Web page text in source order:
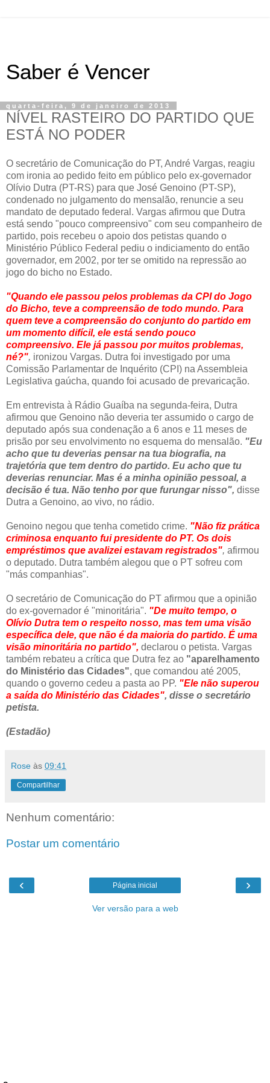
Saber é Vencer
quarta-feira, 9 de janeiro de 2013
NÍVEL RASTEIRO DO PARTIDO QUE
ESTÁ NO PODER
O secretário de Comunicação do PT, André Vargas, reagiu
com ironia ao pedido feito em público pelo ex-governador
Olívio Dutra (PT-RS) para que José Genoino (PT-SP),
condenado no julgamento do mensalão, renuncie a seu
mandato de deputado federal. Vargas afirmou que Dutra
está sendo "pouco compreensivo" com seu companheiro de
partido, pois recebeu o apoio dos petistas quando o
Ministério Público Federal pediu o indiciamento do então
governador, em 2002, por ter se omitido na repressão ao
jogo do bicho no Estado.
"Quando ele passou pelos problemas da CPI do Jogo
do Bicho, teve a compreensão de todo mundo. Para
quem teve a compreensão do conjunto do partido em
um momento difícil, ele está sendo pouco
compreensivo. Ele já passou por muitos problemas,
né?", ironizou Vargas. Dutra foi investigado por uma
Comissão Parlamentar de Inquérito (CPI) na Assembleia
Legislativa gaúcha, quando foi acusado de prevaricação.
Em entrevista à Rádio Guaíba na segunda-feira, Dutra
afirmou que Genoino não deveria ter assumido o cargo de
deputado após sua condenação a 6 anos e 11 meses de
prisão por seu envolvimento no esquema do mensalão. "Eu
acho que tu deverias pensar na tua biografia, na
trajetória que tem dentro do partido. Eu acho que tu
deverias renunciar. Mas é a minha opinião pessoal, a
decisão é tua. Não tenho por que furungar nisso", disse
Dutra a Genoino, ao vivo, no rádio.
Genoino negou que tenha cometido crime. "Não fiz prática
criminosa enquanto fui presidente do PT. Os dois
empréstimos que avalizei estavam registrados", afirmou
o deputado. Dutra também alegou que o PT sofreu com
"más companhias".
O secretário de Comunicação do PT afirmou que a opinião
do ex-governador é "minoritária". "De muito tempo, o
Olívio Dutra tem o respeito nosso, mas tem uma visão
específica dele, que não é da maioria do partido. É uma
visão minoritária no partido", declarou o petista. Vargas
também rebateu a crítica que Dutra fez ao "aparelhamento
do Ministério das Cidades", que comandou até 2005,
quando o governo cedeu a pasta ao PP. "Ele não superou
a saída do Ministério das Cidades", disse o secretário
petista.
(Estadão)
Rose às 09:41
Compartilhar
Nenhum comentário:
Postar um comentário
‹ ›
Página inicial
Ver versão para a web